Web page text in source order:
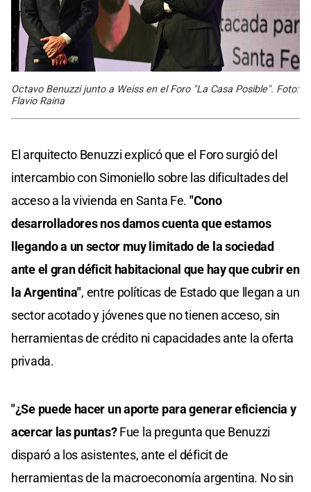
Octavo Benuzzi junto a Weiss en el Foro "La Casa Posible". Foto:
Flavio Raina
El arquitecto Benuzzi explicó que el Foro surgió del
intercambio con Simoniello sobre las dificultades del
acceso a la vivienda en Santa Fe. "Cono
desarrolladores nos damos cuenta que estamos
llegando a un sector muy limitado de la sociedad
ante el gran déficit habitacional que hay que cubrir en
la Argentina", entre políticas de Estado que llegan a un
sector acotado y jóvenes que no tienen acceso, sin
herramientas de crédito ni capacidades ante la oferta
privada.
"¿Se puede hacer un aporte para generar eficiencia y
acercar las puntas?Fue la pregunta que Benuzzi
disparó a los asistentes, ante el déficit de
herramientas de la macroeconomía argentina. No sin